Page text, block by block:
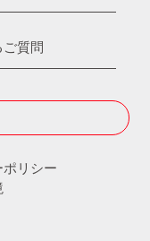
ご質問
ポリシー